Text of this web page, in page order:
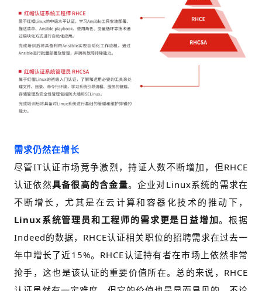
需求仍然在增长
尽管IT认证市场竞争激烈，持证人数不断增加，但RHCE
认证依然具备很高的含金量。 企业对Linux系统的需求在
不断增长，尤其是在云计算和容器化技术的推动下，
Linux系统管理员和工程师的需求更是日益增加。根据
Indeed的数据，RHCE认证相关职位的招聘需求在过去一
年中增长了近15%。 RHCE认证持有者在市场上依然非常
抢手，这也是该认证的重要价值所在。 总的来说，RHCE